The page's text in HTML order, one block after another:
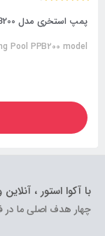
پمپ استخری مدل PPB200
Pool PPB200 model
با آکوا استور ،
چهار هدف اصلی ما در